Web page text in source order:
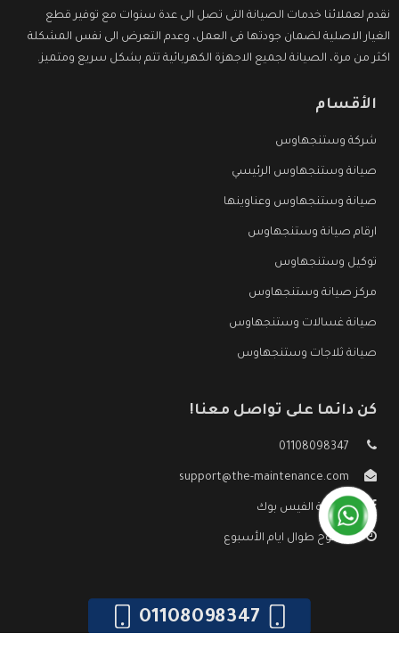
نقدم لعملائنا خدمات الصيانة التى تصل الى عدة سنوات مع توفير قطع
الغيار الاصلية لضمان جودتها فى العمل، وعدم التعرض الى نفس المشكلة
اكثر من مرة، الصيانة لجميع الاجهزة الكهربائية تتم بشكل سريع ومتميز.
الأقسام
شركة وستنجهاوس
صيانة وستنجهاوس الرئيسي
صيانة وستنجهاوس وعناوينها
ارقام صيانة وستنجهاوس
توكيل وستنجهاوس
مركز صيانة وستنجهاوس
صيانة غسالات وستنجهاوس
صيانة ثلاجات وستنجهاوس
كن دائما على تواصل معنا!
01108098347
support@the-maintenance.com
صفحة الفيس بوك
مفتوح طوال ايام الأسبوع
01108098347